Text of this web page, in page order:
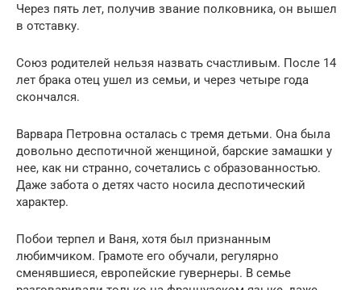
Через пять лет, получив звание полковника, он вышел
в отставку.
Союз родителей нельзя назвать счастливым. После 14
лет брака отец ушел из семьи, и через четыре года
скончался.
Варвара Петровна осталась с тремя детьми. Она была
довольно деспотичной женщиной, барские замашки у
нее, как ни странно, сочетались с образованностью.
Даже забота о детях часто носила деспотический
характер.
Побои терпел и Ваня, хотя был признанным
любимчиком. Грамоте его обучали, регулярно
сменявшиеся, европейские гувернеры. В семье